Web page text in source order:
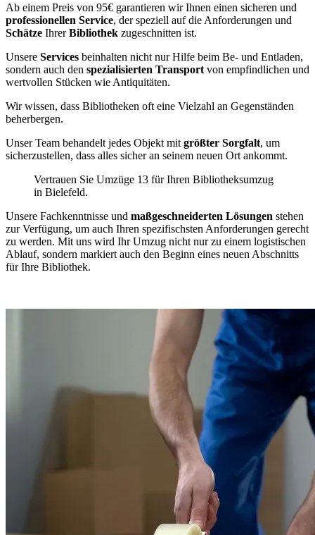
Ab einem Preis von 95€ garantieren wir Ihnen einen sicheren und
professionellen Service, der speziell auf die Anforderungen und
Schätze IhrerBibliothek zugeschnitten ist.
Unsere Services beinhalten nicht nur Hilfe beim Be- und Entladen,
sondern auch den spezialisierten Transport von empfindlichen und
wertvollen Stücken wie Antiquitäten.
Wir wissen, dass Bibliotheken oft eine Vielzahl an Gegenständen
beherbergen.
Unser Team behandelt jedes Objekt mit größter Sorgfalt, um
sicherzustellen, dass alles sicher an seinem neuen Ort ankommt.
Vertrauen Sie Umzüge 13 für Ihren Bibliotheksumzug
in Bielefeld.
Unsere Fachkenntnisse und maßgeschneiderten Lösungen stehen
zur Verfügung, um auch Ihren spezifischsten Anforderungen gerecht
zu werden. Mit uns wird Ihr Umzug nicht nur zu einem logistischen
Ablauf, sondern markiert auch den Beginn eines neuen Abschnitts
für Ihre Bibliothek.